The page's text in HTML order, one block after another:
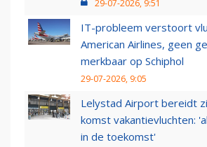
29-07-2026, 9:51
IT-probleem verstoort
American Airlines, geen
merkbaar op Schiphol
29-07-2026, 9:05
Lelystad Airport bereidt
komst vakantievluchten:
in de toekomst'